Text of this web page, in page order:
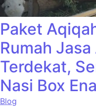
Paket
Rumah
Terdekat,
Nasi Box
Blog